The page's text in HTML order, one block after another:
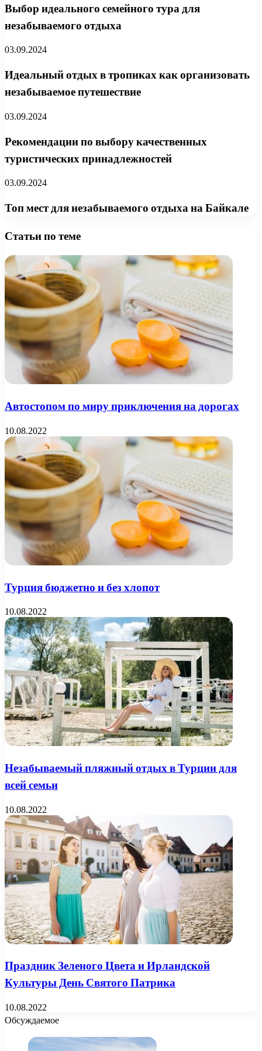
Выбор идеального семейного тура для
незабываемого отдыха
03.09.2024
Идеальный отдых в тропиках как организовать
незабываемое путешествие
03.09.2024
Рекомендации по выбору качественных
туристических принадлежностей
03.09.2024
Топ мест для незабываемого отдыха на Байкале
Статьи по теме
Автостопом по миру приключения на дорогах
10.08.2022
Турция бюджетно и без хлопот
10.08.2022
Незабываемый пляжный отдых в Турции для
всей семьи
10.08.2022
Праздник Зеленого Цвета и Ирландской
Культуры День Святого Патрика
10.08.2022
Обсуждаемое